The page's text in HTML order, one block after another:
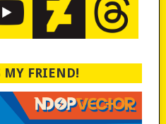
MY FRIEND!